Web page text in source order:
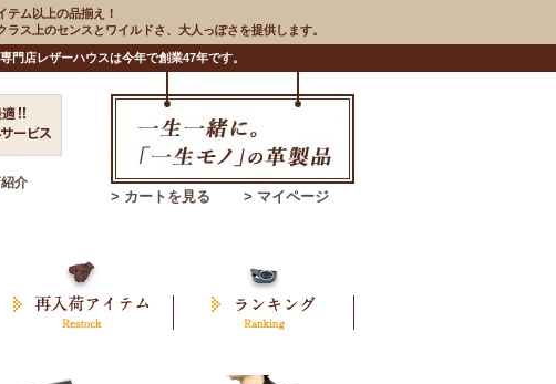
ム以上の品揃え！
ス上のセンスとワイルドさ、大人っぽさを提供します。
門店レザーハウスは今年で創業47年です。
介
> カートを見る > マイページ